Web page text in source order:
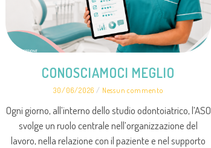
CONOSCIAMOCI MEGLIO
30/06/2026 Nessun commento
Ogni giorno, all’interno dello studio odontoiatrico, l’ASO
svolge un ruolo centrale nell’organizzazione del
lavoro, nella relazione con il paziente e nel supporto